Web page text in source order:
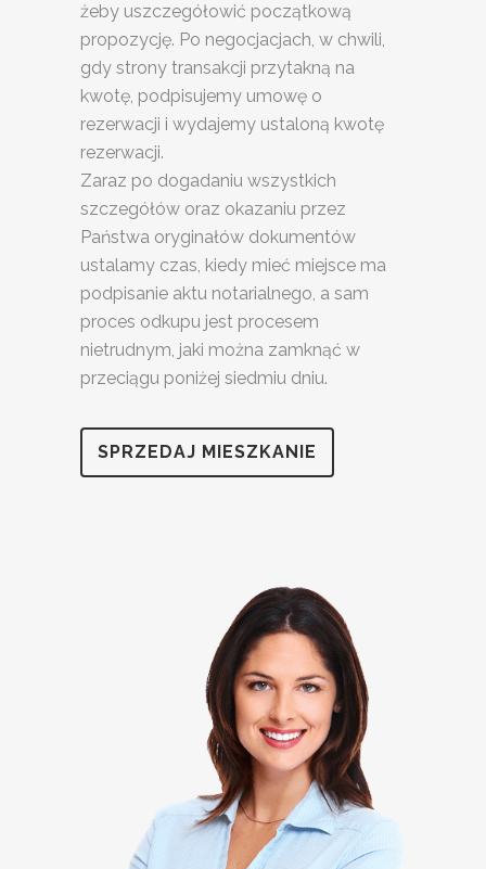
żeby uszczegółowić początkową
propozycję. Po negocjacjach, w chwili,
gdy strony transakcji przytakną na
kwotę, podpisujemy umowę o
rezerwacji i wydajemy ustaloną kwotę
rezerwacji.
Zaraz po dogadaniu wszystkich
szczegółów oraz okazaniu przez
Państwa oryginałów dokumentów
ustalamy czas, kiedy mieć miejsce ma
podpisanie aktu notarialnego, a sam
proces odkupu jest procesem
nietrudnym, jaki można zamknąć w
przeciągu poniżej siedmiu dniu.
SPRZEDAJ MIESZKANIE